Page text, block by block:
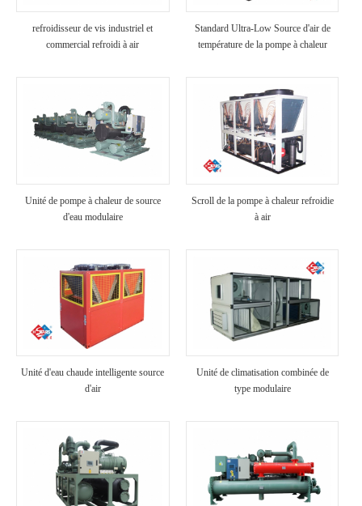
refroidisseur de vis industriel et
commercial refroidi à air
Standard Ultra-Low Source d'air de
température de la pompe à chaleur
Unité de pompe à chaleur de source
d'eau modulaire
Scroll de la pompe à chaleur refroidie
à air
Unité d'eau chaude intelligente source
d'air
Unité de climatisation combinée de
type modulaire